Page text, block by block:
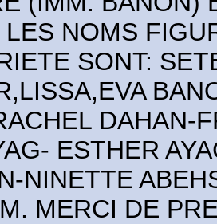
LES NOMS
SONT:
DAHAN-
ESTHER
NINETTE
MERCI DE